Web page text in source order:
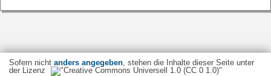
Sofern nicht anders angegeben, stehen die Inhalte dieser Seite unter
der Lizenz